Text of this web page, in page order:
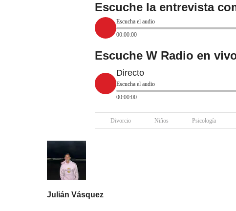
Escuche la entrevista
Escucha el audio
00:00:00
Escuche W Radio en
Directo
Escucha el audio
00:00:00
Divorcio Niños Psicología
Julián Vásquez